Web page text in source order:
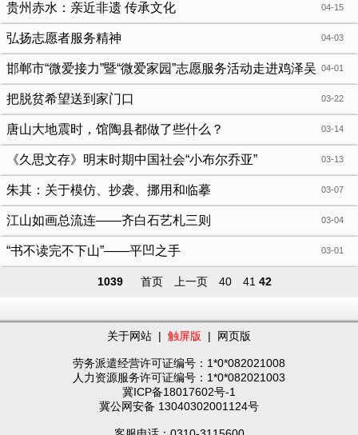
04-15
贵州赤水：亲近非遗 传承文化
04-03
弘扬志愿者服务精神
04-01
邯郸市“微爱接力”暨“微爱家园”志愿服务活动走进鸡泽吴
官营小学 03-22
把脱贫希望送到家门口
03-14
唐山大地震时，馆陶县都做了些什么？
03-13
《久思文存》明末时期中国社会“小布尔乔亚”
03-07
朱其：关于模仿、抄袭、挪用和临摹
03-04
江山如画总流连——齐白石艺札三则
03-01
“书不读完不下山”——平凹之手
1039 首页 上一页 40 41 42
关于网站 | 触屏版 | 网页版
劳务派遣经营许可证编号：1*0*082021008
人力资源服务许可证编号：1*0*082021003
冀ICP备18017602号-1
冀公网安备 13040302001124号